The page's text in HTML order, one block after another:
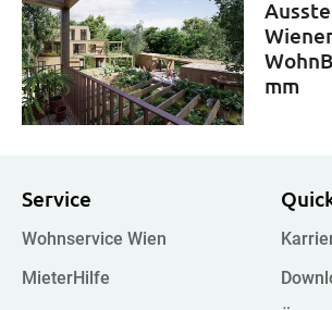
mm
Service
Wohnservice Wien
MieterHilfe